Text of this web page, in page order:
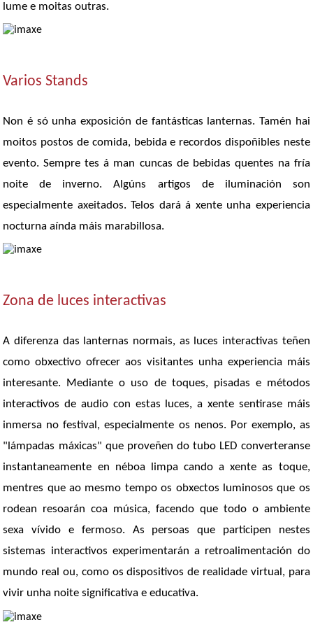
lume e moitas outras.
Varios Stands
Non é só unha exposición de fantásticas lanternas. Tamén hai
moitos postos de comida, bebida e recordos dispoñibles neste
evento. Sempre tes á man cuncas de bebidas quentes na fría
noite de inverno. Algúns artigos de iluminación son
especialmente axeitados. Telos dará á xente unha experiencia
nocturna aínda máis marabillosa.
Zona de luces interactivas
A diferenza das lanternas normais, as luces interactivas teñen
como obxectivo ofrecer aos visitantes unha experiencia máis
interesante. Mediante o uso de toques, pisadas e métodos
interactivos de audio con estas luces, a xente sentirase máis
inmersa no festival, especialmente os nenos. Por exemplo, as
"lámpadas máxicas" que proveñen do tubo LED converteranse
instantaneamente en néboa limpa cando a xente as toque,
mentres que ao mesmo tempo os obxectos luminosos que os
rodean resoarán coa música, facendo que todo o ambiente
sexa vívido e fermoso. As persoas que participen nestes
sistemas interactivos experimentarán a retroalimentación do
mundo real ou, como os dispositivos de realidade virtual, para
vivir unha noite significativa e educativa.